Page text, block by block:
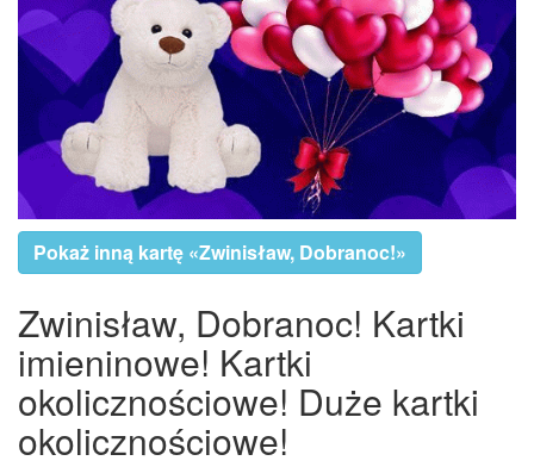
Pokaż inną kartę «Zwinisław, Dobranoc!»
Zwinisław, Dobranoc! Kartki
imieninowe! Kartki
okolicznościowe! Duże kartki
okolicznościowe!